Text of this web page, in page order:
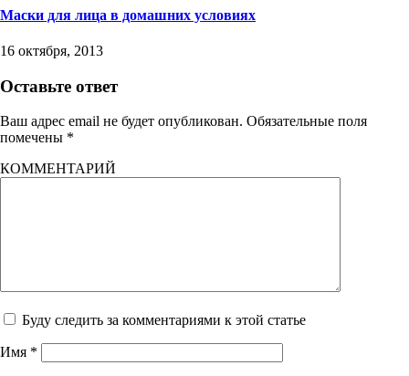
Маски для лица в домашних условиях
16 октября, 2013
Оставьте ответ
Ваш адрес email не будет опубликован. Обязательные поля
помечены *
КОММЕНТАРИЙ
Буду следить за комментариями к этой статье
Имя *